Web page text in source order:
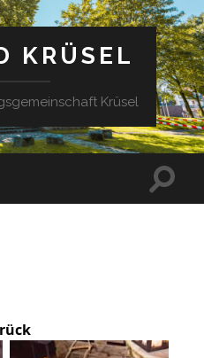
KRÜSEL
Krüsel